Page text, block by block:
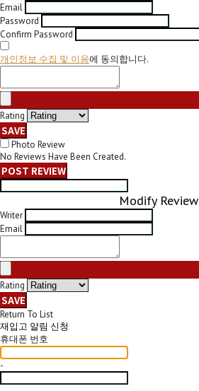
Email
Password
Confirm Password
개인정보 수집 및 이용에 동의합니다.
Rating
SAVE
Photo Review
No Reviews Have Been Created.
POST REVIEW
Modify Review
Writer
Email
Rating
SAVE
Return To List
재입고 알림 신청
휴대폰 번호
-